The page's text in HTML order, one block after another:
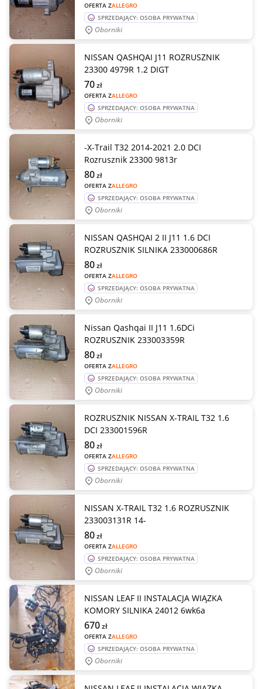
OFERTA ZALLEGRO
SPRZEDAJĄCY: OSOBA PRYWATNA
Oborniki
NISSAN QASHQAI J11 ROZRUSZNIK
23300 4979R 1.2 DIGT
OFERTA ZALLEGRO
70zł
SPRZEDAJĄCY: OSOBA PRYWATNA
Oborniki
-X-Trail T32 2014-2021 2.0 DCI
Rozrusznik 23300 9813r
OFERTA ZALLEGRO
80zł
SPRZEDAJĄCY: OSOBA PRYWATNA
Oborniki
NISSAN QASHQAI 2 II J11 1.6 DCI
ROZRUSZNIK SILNIKA 233000686R
OFERTA ZALLEGRO
80zł
SPRZEDAJĄCY: OSOBA PRYWATNA
Oborniki
Nissan Qashqai II J11 1.6DCi
ROZRUSZNIK 233003359R
OFERTA ZALLEGRO
80zł
SPRZEDAJĄCY: OSOBA PRYWATNA
Oborniki
ROZRUSZNIK NISSAN X-TRAIL T32 1.6
DCI 233001596R
OFERTA ZALLEGRO
80zł
SPRZEDAJĄCY: OSOBA PRYWATNA
Oborniki
NISSAN X-TRAIL T32 1.6 ROZRUSZNIK
233003131R 14-
OFERTA ZALLEGRO
80zł
SPRZEDAJĄCY: OSOBA PRYWATNA
Oborniki
NISSAN LEAF II INSTALACJA WIĄZKA
KOMORY SILNIKA 24012 6wk6a
OFERTA ZALLEGRO
670zł
SPRZEDAJĄCY: OSOBA PRYWATNA
Oborniki